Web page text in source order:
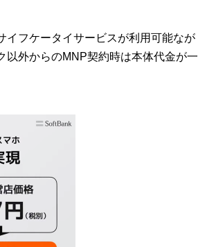
イフケータイサービスが利用可能なが
以外からのMNP契約時は本体代金が一